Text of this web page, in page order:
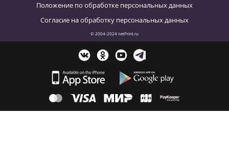
Положение по обработке персональных данных
Согласие на обработку персональных данных
© 2004-2024 netPrint.ru